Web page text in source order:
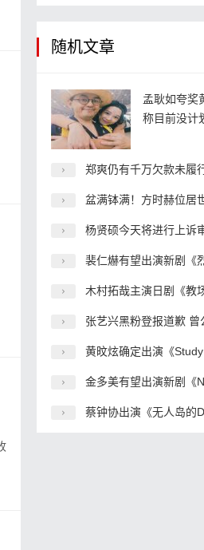
随机文章
孟耿如夸奖
称目前没计
郑爽仍有千万欠款未履行 名下
盆满钵满！方时赫位居世界大众音
杨贤硕今天将进行上诉审第5次公审 原告
裴仁爀有望出演新剧《烈女朴氏契约
木村拓哉主演日剧《教场》特别篇将延
张艺兴黑粉登报道歉 曾公开发布
黄旼炫确定出演《Study Group》
金多美有望出演新剧《Nine Puzzle》
蔡钟协出演《无人岛的Diva》男主